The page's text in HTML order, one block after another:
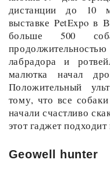
дистанции до 10
выставке PetExpo в
больше 500
лабрадора и
малютка начал
Положительный
тому, что все
начали счастливо
этот гаджет
Geowell hunter